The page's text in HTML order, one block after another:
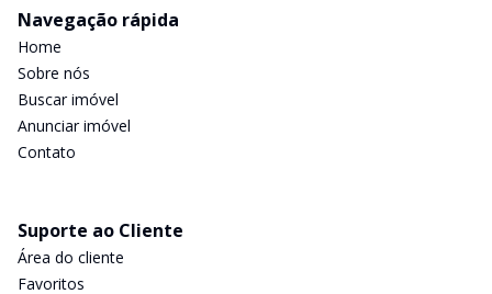
Navegação rápida
Home
Sobre nós
Buscar imóvel
Anunciar imóvel
Contato
Suporte ao Cliente
Área do cliente
Favoritos